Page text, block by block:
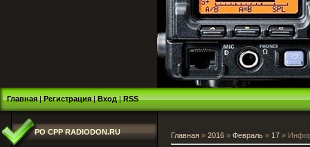
Главная|Регистрация|Вход|RSS
РО СРР RADIODON.RU Главная » 2016 » Февраль » 17 »